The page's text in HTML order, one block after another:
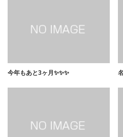
今年もあと3ヶ月✨✨✨